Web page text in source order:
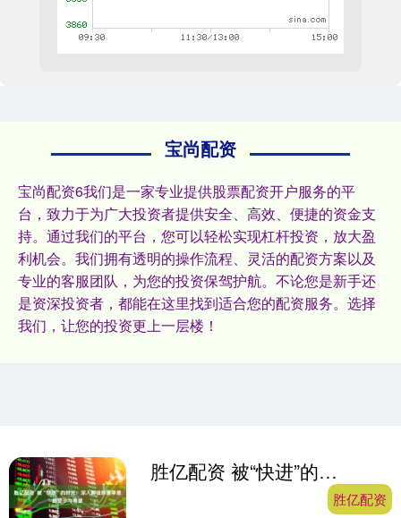
宝尚配资
宝尚配资6我们是一家专业提供股票配资开户服务的平
台，致力于为广大投资者提供安全、高效、便捷的资金支
持。通过我们的平台，您可以轻松实现杠杆投资，放大盈
利机会。我们拥有透明的操作流程、灵活的配资方案以及
专业的客服团队，为您的投资保驾护航。不论您是新手还
是资深投资者，都能在这里找到适合您的配资服务。选择
我们，让您的投资更上一层楼！
胜亿配资 被“快进”的时光：深入解读卵巢早衰的警示与希望
胜亿配资